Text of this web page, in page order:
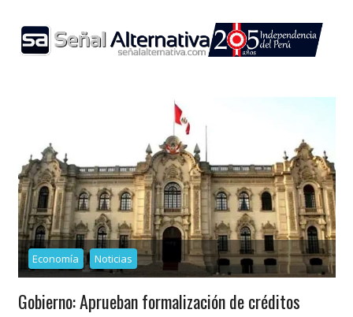
content
Economía Noticias
Gobierno: Aprueban formalización de créditos